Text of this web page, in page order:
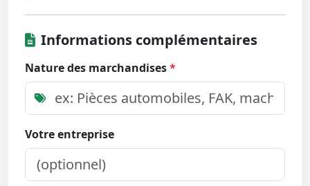
Informations complémentaires
Nature des marchandises*
Votre entreprise